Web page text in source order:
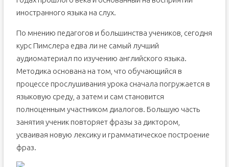
иностранного языка на слух.
По мнению педагогов и большинства учеников, сегодня
курс Пимслера едва ли не самый лучший
аудиоматериал по изучению английского языка.
Методика основана на том, что обучающийся в
процессе прослушивания урока сначала погружается в
языковую среду, а затем и сам становится
полноценным участником диалогов. Большую часть
занятия ученик повторяет фразы за диктором,
усваивая новую лексику и грамматическое построение
фраз.